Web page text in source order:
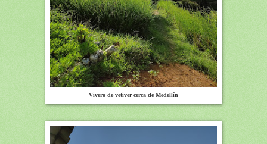
Vivero de vetiver cerca de Medellín